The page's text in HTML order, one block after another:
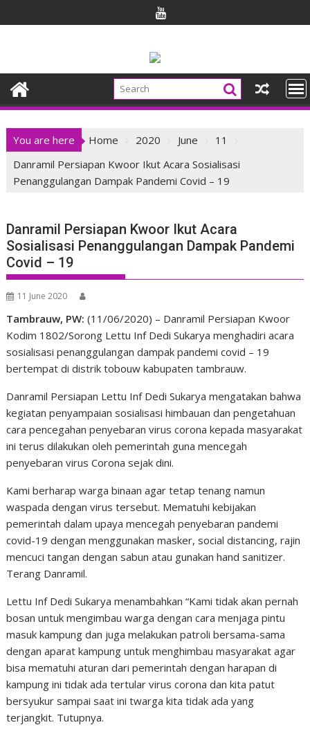
to
You are here Home 2020 June
11
Danramil Persiapan Kwoor Ikut Acara Sosialisasi
Penanggulangan Dampak Pandemi Covid – 19
Danramil Persiapan Kwoor Ikut Acara
Sosialisasi Penanggulangan Dampak Pandemi
Covid – 19
11 June 2020
Tambrauw, PW: (11/06/2020) – Danramil Persiapan Kwoor
Kodim 1802/Sorong Lettu Inf Dedi Sukarya menghadiri acara
sosialisasi penanggulangan dampak pandemi covid – 19
bertempat di distrik tobouw kabupaten tambrauw.
Danramil Persiapan Lettu Inf Dedi Sukarya mengatakan bahwa
kegiatan penyampaian sosialisasi himbauan dan pengetahuan
cara pencegahan penyebaran virus corona kepada masyarakat
ini terus dilakukan oleh pemerintah guna mencegah
penyebaran virus Corona sejak dini.
Kami berharap warga binaan agar tetap tenang namun
waspada dengan virus tersebut. Mematuhi kebijakan
pemerintah dalam upaya mencegah penyebaran pandemi
covid-19 dengan menggunakan masker, social distancing, rajin
mencuci tangan dengan sabun atau gunakan hand sanitizer.
Terang Danramil.
Lettu Inf Dedi Sukarya menambahkan “Kami tidak akan pernah
bosan untuk mengimbau warga dengan cara menjaga pintu
masuk kampung dan juga melakukan patroli bersama-sama
dengan aparat kampung untuk menghimbau masyarakat agar
bisa mematuhi aturan dari pemerintah dengan harapan di
kampung ini tidak ada tertular virus corona dan kita patut
bersyukur sampai saat ini twarga kita tidak ada yang
terjangkit. Tutupnya.